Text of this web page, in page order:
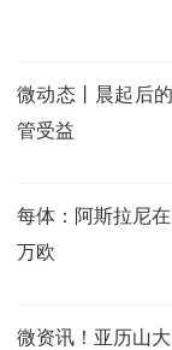
微动态丨晨起后
管受益
每体：阿斯拉尼
万欧
微资讯！亚历山